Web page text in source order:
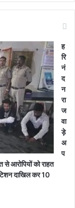
ह
रि
नं
द
न
रा
ज
वा
ड़े
अ
प
आरोपियों को राहत
दाखिल कर 10